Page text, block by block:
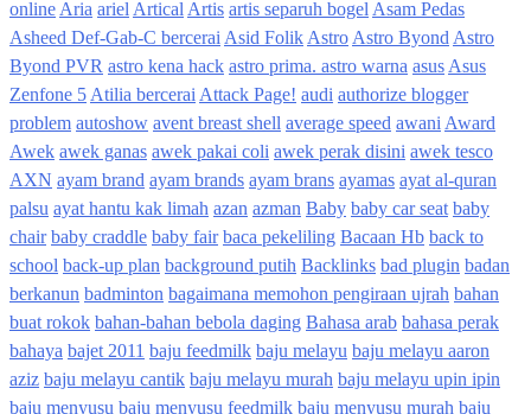
online Aria ariel Artical Artis artis separuh bogel Asam Pedas
Asheed Def-Gab-C bercerai Asid Folik Astro Astro Byond Astro
Byond PVR astro kena hack astro prima. astro warna asus Asus
Zenfone 5 Atilia bercerai Attack Page! audi authorize blogger
problem autoshow avent breast shell average speed awani Award
Awek awek ganas awek pakai coli awek perak disini awek tesco
AXN ayam brand ayam brands ayam brans ayamas ayat al-quran
palsu ayat hantu kak limah azan azman Baby baby car seat baby
chair baby craddle baby fair baca pekeliling Bacaan Hb back to
school back-up plan background putih Backlinks bad plugin badan
berkanun badminton bagaimana memohon pengiraan ujrah bahan
buat rokok bahan-bahan bebola daging Bahasa arab bahasa perak
bahaya bajet 2011 baju feedmilk baju melayu baju melayu aaron
aziz baju melayu cantik baju melayu murah baju melayu upin ipin
baju menyusu baju menyusu feedmilk baju menyusu murah baju